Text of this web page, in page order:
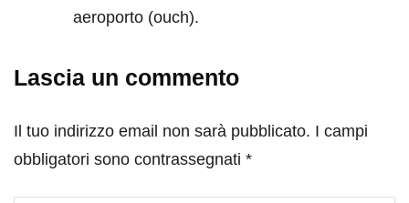
aeroporto (ouch).
Lascia un commento
Il tuo indirizzo email non sarà pubblicato. I campi
obbligatori sono contrassegnati *